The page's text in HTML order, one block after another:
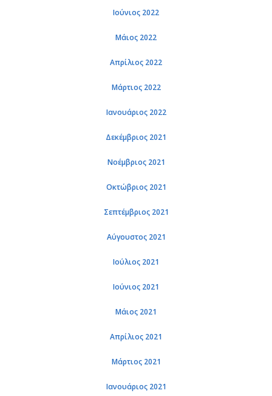
Ιού­νιος 2022
Μάιος 2022
Απρί­λιος 2022
Μάρ­τιος 2022
Ια­νουά­ριος 2022
Δε­κέμ­βριος 2021
Νο­έμ­βριος 2021
Οκτώ­βριος 2021
Σε­πτέμ­βριος 2021
Αύ­γου­στος 2021
Ιού­λιος 2021
Ιού­νιος 2021
Μάιος 2021
Απρί­λιος 2021
Μάρ­τιος 2021
Ια­νουά­ριος 2021